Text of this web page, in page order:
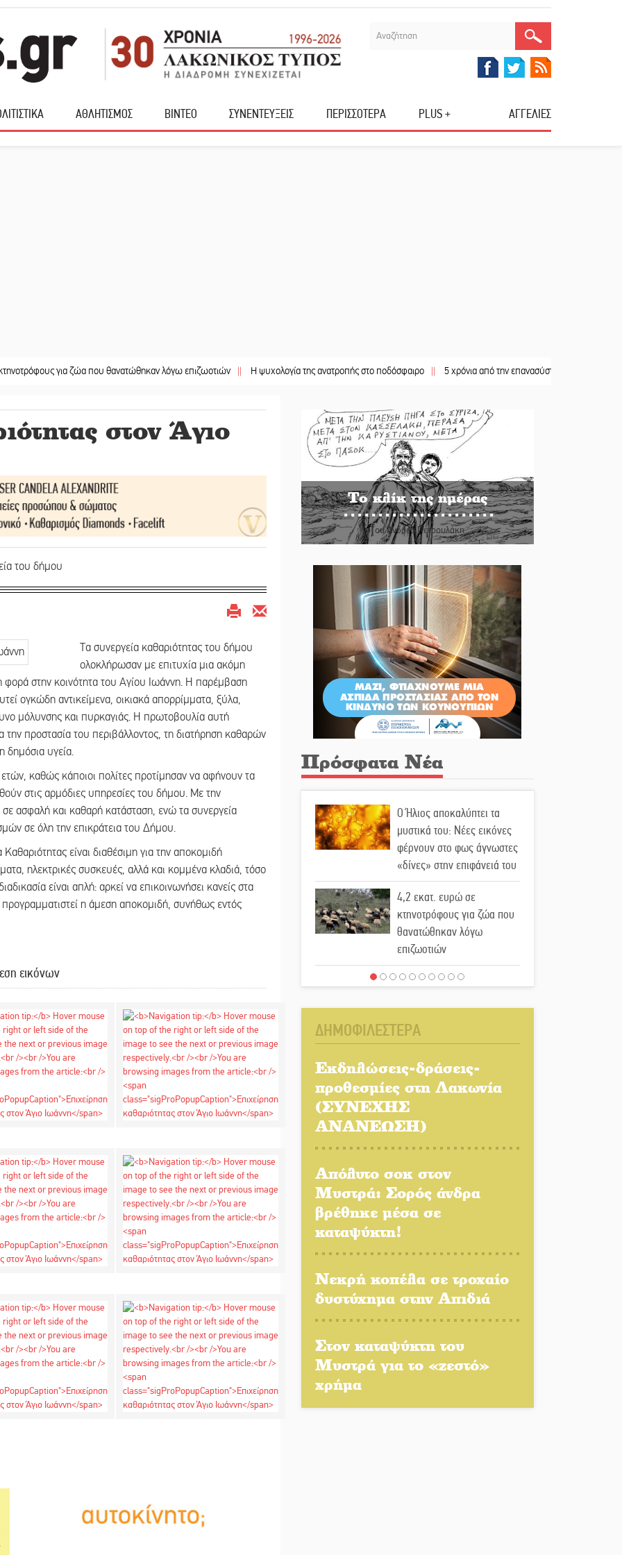
ΑΘΛΗΤΙΣΜΟΣ ΒΙΝΤΕΟ ΣΥΝΕΝΤΕΥΞΕΙΣ ΠΕΡΙΣΣΟΤΕΡΑ PLUS + ΑΓΓΕΛΙΕΣ
για ζώα που θανατώθηκαν λόγω επιζωοτιών || Η ψυχολογία της ανατροπής στο ποδόσφαιρο || 5 χρόνια από την επανασύσταση της ΙΜ Παναγίας
στον Άγιο
του δήμου
Τα συνεργεία καθαριότητας του δήμου
ολοκλήρωσαν με επιτυχία μια ακόμη
στην κοινότητα του Αγίου Ιωάννη. Η παρέμβαση
ογκώδη αντικείμενα, οικιακά απορρίμματα, ξύλα,
μόλυνσης και πυρκαγιάς. Η πρωτοβουλία αυτή
προστασία του περιβάλλοντος, τη διατήρηση καθαρών
δημόσια υγεία.
καθώς κάποιοι πολίτες προτίμησαν να αφήνουν τα
στις αρμόδιες υπηρεσίες του δήμου. Με την
ασφαλή και καθαρή κατάσταση, ενώ τα συνεργεία
σε όλη την επικράτεια του Δήμου.
είναι διαθέσιμη για την αποκομιδή
ηλεκτρικές συσκευές, αλλά και κομμένα κλαδιά, τόσο
είναι απλή: αρκεί να επικοινωνήσει κανείς στα
η άμεση αποκομιδή, συνήθως εντός
εικόνων
Το κλίκ της ημέρας
Του Ανδρέα Πετρουλάκη
Πρόσφατα Νέα
Ο Ήλιος αποκαλύπτει τα
μυστικά του: Νέες εικόνες
φέρνουν στο φως άγνωστες
«δίνες» στην επιφάνειά του
4,2 εκατ. ευρώ σε
κτηνοτρόφους για ζώα που
θανατώθηκαν λόγω
επιζωοτιών
Η ψυχολογία της ανατροπής
Ένα «ταξίδι» τέχνης και
Τα Λαγκάδια κρατούν
ζωντανή την τέχνη της
πέτρας
Ελεωνόρας Ζουγανέλη το
Σαϊνοπούλειο
Πλούσιο πολιτιστικό
πρόγραμμα δίνει «χρώμα»
Χασισοφυτεία στην
Παλαιοπαναγιά ξεσκέπασε η
Μπαρόκ μελωδίες κάτω
ΔΗΜΟΦΙΛΕΣΤΕΡΑ
Εκδηλώσεις-δράσεις-
προθεσμίες στη Λακωνία
(ΣΥΝΕΧΗΣ
ΑΝΑΝΕΩΣΗ)
Απόλυτο σοκ στον
Μυστρά: Σορός άνδρα
βρέθηκε μέσα σε
καταψύκτη!
Νεκρή κοπέλα σε τροχαίο
δυστύχημα στην Απιδιά
Στον καταψύκτη του
Μυστρά για το «ζεστό»
χρήμα